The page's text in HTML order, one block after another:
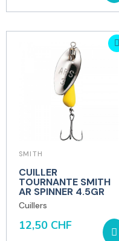
SMITH
CUILLER
TOURNANTE SMITH
AR SPINNER 4.5GR
Cuillers
12,50 CHF